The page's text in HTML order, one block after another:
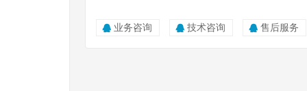
业务咨询 技术咨询 售后服务